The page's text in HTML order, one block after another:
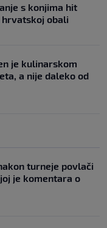
s konjima hit
obali
je kulinarskom
a nije daleko od
turneje povlači
je komentara o